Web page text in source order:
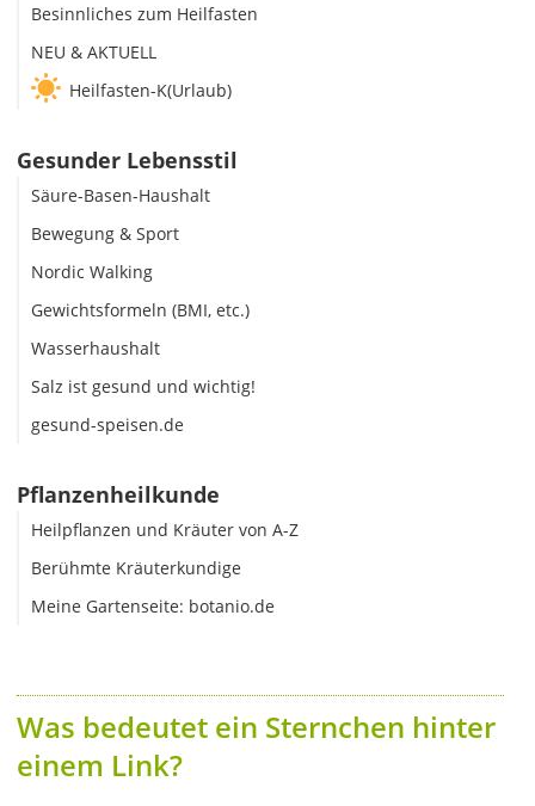
Besinnliches zum Heilfasten
NEU & AKTUELL
Heilfasten-K(Urlaub)
Gesunder Lebensstil
Säure-Basen-Haushalt
Bewegung & Sport
Nordic Walking
Gewichtsformeln (BMI, etc.)
Wasserhaushalt
Salz ist gesund und wichtig!
gesund-speisen.de
Pflanzenheilkunde
Heilpflanzen und Kräuter von A-Z
Berühmte Kräuterkundige
Meine Gartenseite: botanio.de
Was bedeutet ein Sternchen hinter
einem Link?